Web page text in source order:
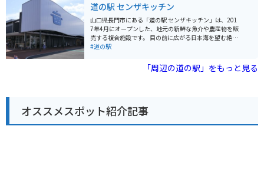
スポットも充実しています。
レストランでは、地元食材をふんだんに使った料理を楽
しむことができます。おすすめは、美祢産のブランド豚
「美東ごぼう pork」を使った料理です。 バイクで訪れる
場合、道の駅 みとうには広 spaciousな駐車場が完備さ
れているので安心です。中国自動車道を降りてすぐの場
ポットが点在しています。道の駅 みとうで休憩を挟みな
道の駅 センザキッチン
山口県長門市にある「道の駅 センザキッチン」は、201
7年4月にオープンした、地元の新鮮な魚介や農産物を販
売する複合施設です。 目の前に広がる日本海を望む絶景
ロケーションが最大の魅力で、レストランやカフェも併
す。隣接する「センザキッチンパーク」は、芝生広場や
遊具があり、家族連れにも最適なスポットです。 バイク
は、仙崎産の新鮮な魚介類はもちろん、長州どりや夏み
かんなども有名です。道の駅で購入できるほか、併設の
レストランでも味わうことができます。お土産に、地元
#道の駅
「周辺の道の駅」をもっと見る
オススメスポット紹介記事